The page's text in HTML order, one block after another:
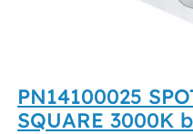
PN14100025
SQUARE 3000K